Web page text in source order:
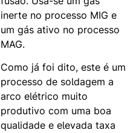
inerte no processo MIG e
um gás ativo no processo
MAG.
Como já foi dito, este é um
processo de soldagem a
arco elétrico muito
produtivo com uma boa
qualidade e elevada taxa